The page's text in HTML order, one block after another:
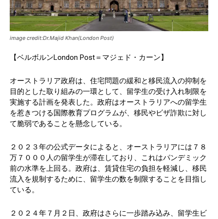
image credit:Dr.Majid Khan(London Post)
【ベルボルンLondon Post＝マジェド・カーン】
オーストラリア政府は、住宅問題の緩和と移民流入の抑制を
目的とした取り組みの一環として、留学生の受け入れ制限を
実施する計画を発表した。政府はオーストラリアへの留学生
を惹きつける国際教育プログラムが、移民やビザ詐欺に対し
て脆弱であることを懸念している。
２０２３年の公式データによると、オーストラリアには７８
万７０００人の留学生が滞在しており、これはパンデミック
前の水準を上回る。政府は、賃貸住宅の負担を軽減し、移民
流入を規制するために、留学生の数を制限することを目指し
ている。
２０２４年７月２日、政府はさらに一歩踏み込み、留学生ビ